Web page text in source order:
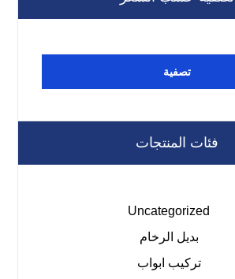
تصفية
فئات المنتجات
Uncategorized
بديل الرخام
تركيب ابواب